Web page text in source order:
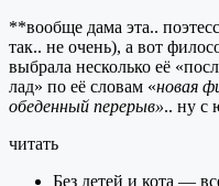
**вообще дама эта..
так.. не очень), а вот
выбрала несколько её
лад» по её словам «новая
обеденный перерыв».. ну с
читать
Без детей и кота —